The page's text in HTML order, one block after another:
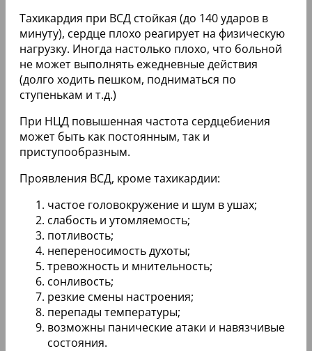
Тахикардия при ВСД стойкая (до 140 ударов в
минуту), сердце плохо реагирует на физическую
нагрузку. Иногда настолько плохо, что больной
не может выполнять ежедневные действия
(долго ходить пешком, подниматься по
ступенькам и т.д.)
При НЦД повышенная частота сердцебиения
может быть как постоянным, так и
приступообразным.
Проявления ВСД, кроме тахикардии:
частое головокружение и шум в ушах;
слабость и утомляемость;
потливость;
непереносимость духоты;
тревожность и мнительность;
сонливость;
резкие смены настроения;
перепады температуры;
возможны панические атаки и навязчивые
состояния.